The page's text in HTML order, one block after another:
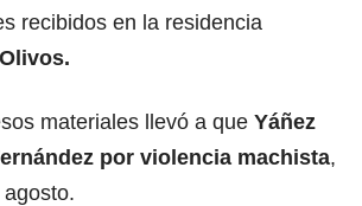
recibidos en la residencia
Olivos.
materiales llevó a que Yáñez
por violencia machista,